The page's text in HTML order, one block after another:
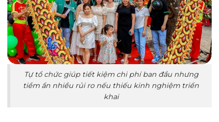
Tự tổ chức giúp tiết kiệm chi phí ban đầu nhưng
tiềm ẩn nhiều rủi ro nếu thiếu kinh nghiệm triển
khai